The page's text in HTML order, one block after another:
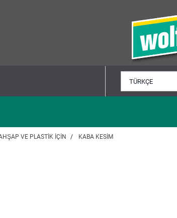
SEÇ
VE PLASTIK IÇIN
KABA KESIM